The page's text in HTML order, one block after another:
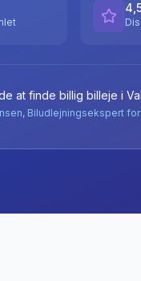
at finde billig billeje i
Biludlejningsekspert